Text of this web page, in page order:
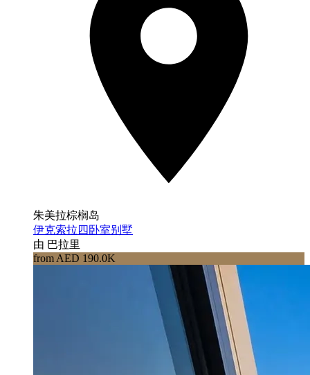
朱美拉棕榈岛
伊克索拉四卧室别墅
由 巴拉里
from AED 190.0K